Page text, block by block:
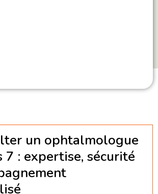
un ophtalmologue
7 : expertise, sécurité